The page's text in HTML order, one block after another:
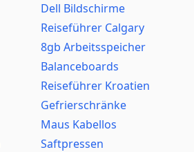
Dell Bildschirme
Reiseführer Calgary
8gb Arbeitsspeicher
Balanceboards
Reiseführer Kroatien
Gefrierschränke
Maus Kabellos
Saftpressen